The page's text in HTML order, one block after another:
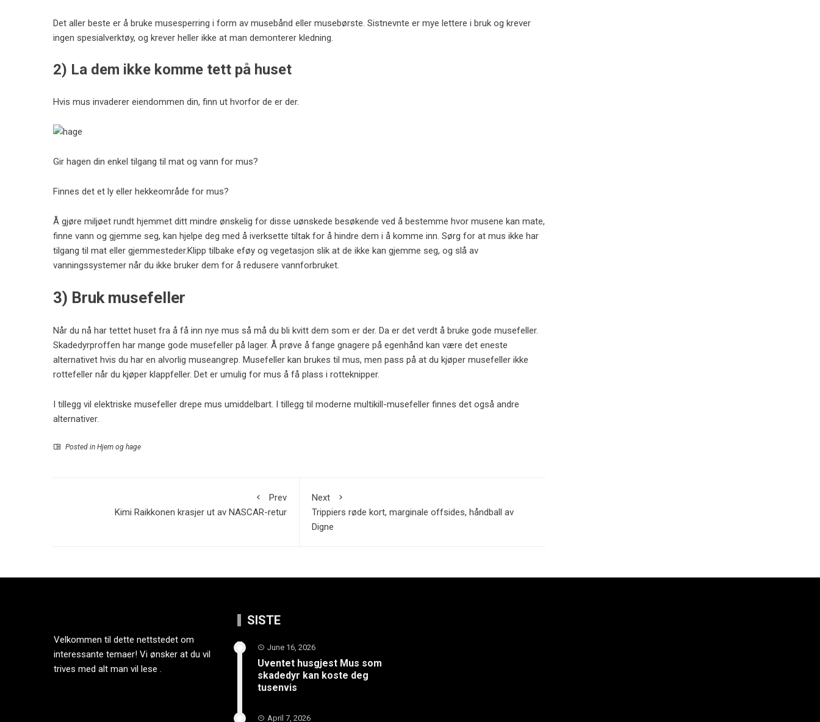
Det aller beste er å bruke musesperring i form av musebånd eller musebørste. Sistnevnte er mye lettere i bruk og krever
ingen spesialverktøy, og krever heller ikke at man demonterer kledning.
2) La dem ikke komme tett på huset
Hvis mus invaderer eiendommen din, finn ut hvorfor de er der.
Gir hagen din enkel tilgang til mat og vann for mus?
Finnes det et ly eller hekkeområde for mus?
Å gjøre miljøet rundt hjemmet ditt mindre ønskelig for disse uønskede besøkende ved å bestemme hvor musene kan mate,
finne vann og gjemme seg, kan hjelpe deg med å iverksette tiltak for å hindre dem i å komme inn. Sørg for at mus ikke har
tilgang til mat eller gjemmesteder.Klipp tilbake eføy og vegetasjon slik at de ikke kan gjemme seg, og slå av
vanningssystemer når du ikke bruker dem for å redusere vannforbruket.
3) Bruk musefeller
Når du nå har tettet huset fra å få inn nye mus så må du bli kvitt dem som er der. Da er det verdt å bruke gode musefeller.
Skadedyrproffen har mange gode musefeller på lager. Å prøve å fange gnagere på egenhånd kan være det eneste
alternativet hvis du har en alvorlig museangrep. Musefeller kan brukes til mus, men pass på at du kjøper musefeller ikke
rottefeller når du kjøper klappfeller. Det er umulig for mus å få plass i rotteknipper.
I tillegg vil elektriske musefeller drepe mus umiddelbart. I tillegg til moderne multikill-musefeller finnes det også andre
alternativer.
Posted in Hjem og hage
Prev
Kimi Raikkonen krasjer ut av NASCAR-retur
Next
Trippiers røde kort, marginale offsides, håndball av
Digne
Velkommen til dette nettstedet om
interessante temaer! Vi ønsker at du vil
trives med alt man vil lese .
SISTE
June 16, 2026
Uventet husgjest Mus som
skadedyr kan koste deg
tusenvis
April 7, 2026